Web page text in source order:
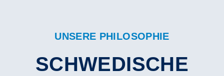
UNSERE PHILOSOPHIE
SCHWEDISCHE